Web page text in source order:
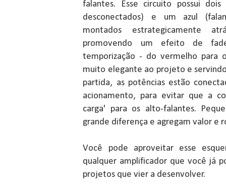
falantes. Esse circuito possui
desconectados) e um azul
montados estrategicamente
promovendo um efeito de
temporização - do vermelho para
muito elegante ao projeto e
partida, as potências estão
acionamento, para evitar que a
carga' para os alto-falantes.
grande diferença e agregam valor e
Você pode aproveitar esse
qualquer amplificador que você já
projetos que vier a desenvolver.